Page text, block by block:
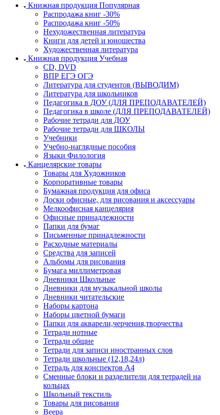
Книжная продукция Популярная
Распродажа книг -30%
Распродажа книг -50%
Нехудожественная литература
Книги для детей и юношества
Художественная литература
Книжная продукция Учебная
CD, DVD
ВПР ЕГЭ ОГЭ
Литература для студентов (ВЫВОДИМ)
Литература для школьников
Педагогика в ДОУ (ДЛЯ ПРЕПОДАВАТЕЛЕЙ)
Педагогика в школе (ДЛЯ ПРЕПОДАВАТЕЛЕЙ)
Рабочие тетради для ДОУ
Рабочие тетради для ШКОЛЫ
Учебники
Учебно-наглядные пособия
Языки Филология
Канцелярские товары
Товары для Художников
Корпоративные товары
Бумажная продукция для офиса
Доски офисные, для рисования и аксессуары
Мелкоофисная канцелярия
Офисные принадлежности
Папки для бумаг
Письменные принадлежности
Расходные материалы
Средства для записей
Альбомы для рисования
Бумага миллиметровая
Дневники Школьные
Дневники для музыкальной школы
Дневники читательские
Наборы картона
Наборы цветной бумаги
Папки для акварели,черчения,творчества
Тетради нотные
Тетради общие
Тетради для записи иностранных слов
Тетради школьные (12,18,24л)
Тетрадь для конспектов А4
Сменные блоки и разделители для тетрадей на
кольцах
Школьный текстиль
Товары для рисования
Веера